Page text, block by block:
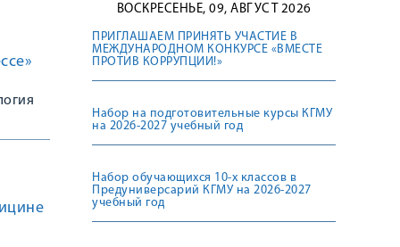
ВОСКРЕСЕНЬЕ, 09, АВГУСТ 2026
ПРИГЛАШАЕМ ПРИНЯТЬ УЧАСТИЕ В
МЕЖДУНАРОДНОМ КОНКУРСЕ «ВМЕСТЕ
ПРОТИВ КОРРУПЦИИ!»
Набор на подготовительные курсы КГМУ
на 2026-2027 учебный год
Набор обучающихся 10-х классов в
Предуниверсарий КГМУ на 2026-2027
учебный год